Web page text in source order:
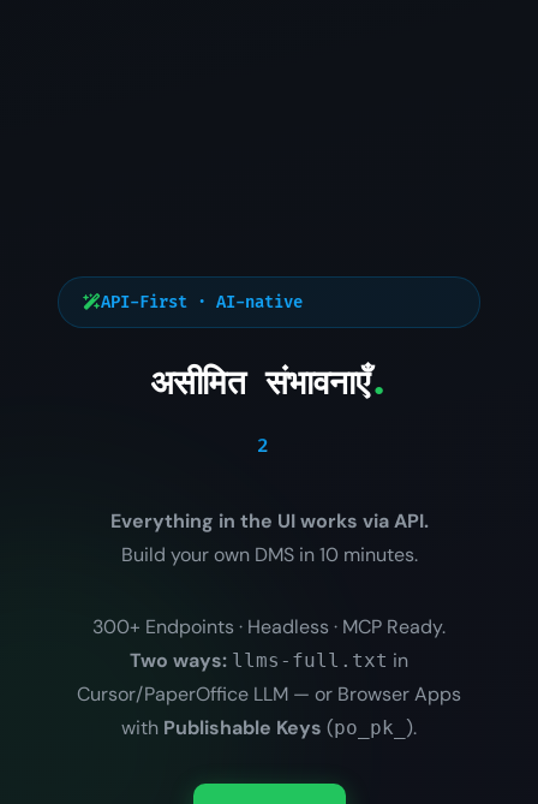
API-First · AI-native
असीमित संभावनाएँ.
l
Everything in the UI works via API.
Build your own DMS in 10 minutes.
300+ Endpoints · Headless · MCP Ready.
Two ways: llms-full.txt in
Cursor/PaperOffice LLM — or Browser Apps
with Publishable Keys (po_pk_ ).